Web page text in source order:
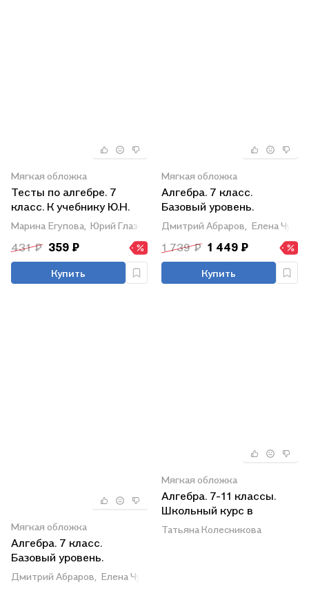
Мягкая обложка
Тесты по алгебре. 7
класс. К учебнику Ю.Н.
Макарычева и др.
"Математика. Алгебра. 7
класс. Базовый уровень"
Марина Егупова, Юрий Глазков
431 ₽ 359 ₽
Купить
Мягкая обложка
Алгебра. 7 класс.
Базовый уровень.
Учебное пособие. В 3
частях. Часть 2
Дмитрий Абраров, Елена
1 739 ₽ 1 449 ₽
Купить
Мягкая обложка
Алгебра. 7 класс.
Базовый уровень.
Учебное пособие. В 3
частях. Часть 3
Дмитрий Абраров, Елена Чуткова,
Мягкая обложка
Алгебра. 7-11 классы.
Школьный курс в
наглядных таблицах
Татьяна Колесникова